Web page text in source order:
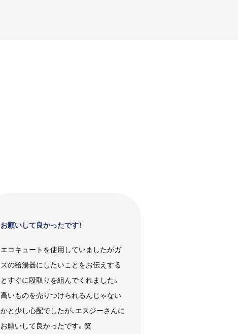
お願いして良かったです！
エコキュートを使用していましたがガ
スの給湯器にしたいことをお伝えする
とすぐに段取りを組んでくれました。
高いものを売りつけられるんじゃない
かと少し心配でしたが、エスジーさんに
お願いして良かったです。笑